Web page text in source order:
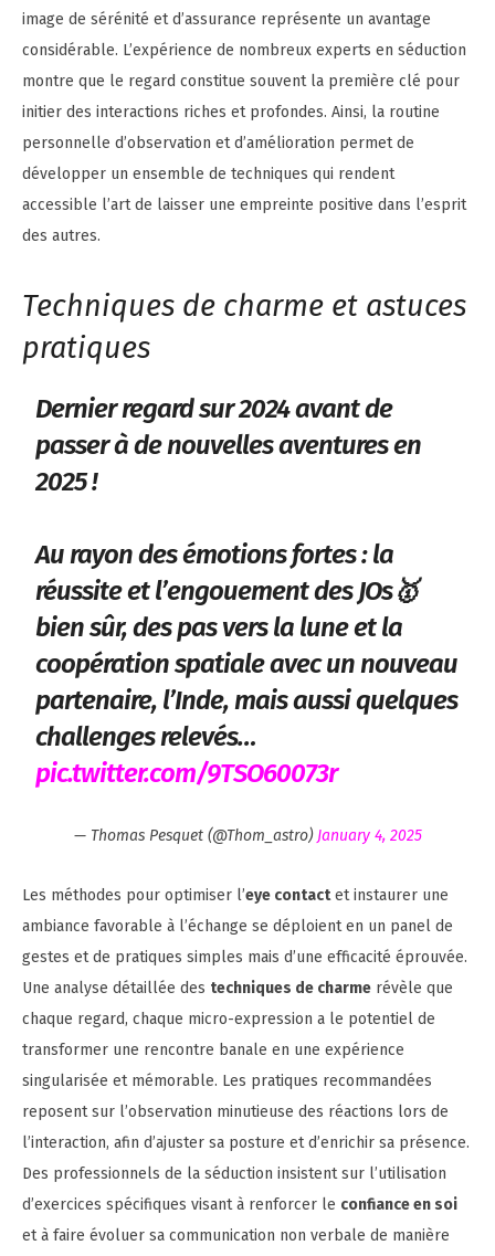
image de sérénité et d’assurance représente un avantage
considérable. L’expérience de nombreux experts en séduction
montre que le regard constitue souvent la première clé pour
initier des interactions riches et profondes. Ainsi, la routine
personnelle d’observation et d’amélioration permet de
développer un ensemble de techniques qui rendent
accessible l’art de laisser une empreinte positive dans l’esprit
des autres.
Techniques de charme et astuces
pratiques
Dernier regard sur 2024 avant de
passer à de nouvelles aventures en
2025 !
Au rayon des émotions fortes : la
réussite et l’engouement des JOs🥇
bien sûr, des pas vers la lune et la
coopération spatiale avec un nouveau
partenaire, l’Inde, mais aussi quelques
challenges relevés…
pic.twitter.com/9TSO60073r
— Thomas Pesquet (@Thom_astro) January 4, 2025
Les méthodes pour optimiser l’eye contactet instaurer une
ambiance favorable à l’échange se déploient en un panel de
gestes et de pratiques simples mais d’une efficacité éprouvée.
Une analyse détaillée des techniques de charme révèle que
chaque regard, chaque micro-expression a le potentiel de
transformer une rencontre banale en une expérience
singularisée et mémorable. Les pratiques recommandées
reposent sur l’observation minutieuse des réactions lors de
l’interaction, afin d’ajuster sa posture et d’enrichir sa présence.
Des professionnels de la séduction insistent sur l’utilisation
d’exercices spécifiques visant à renforcer le confiance en soi
et à faire évoluer sa communication non verbale de manière